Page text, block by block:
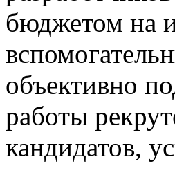
бюджетом на
объективно
работы
кандидатов,